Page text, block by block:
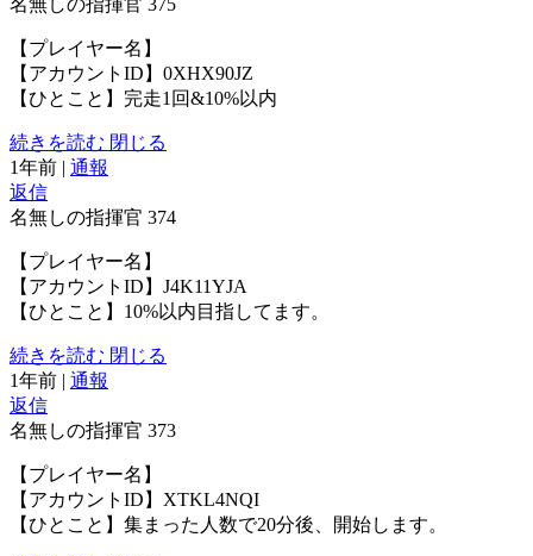
【プレイヤー名】
【アカウントID】0XHX90JZ
【ひとこと】完走1回&10%以内
続きを読む 閉じる
1年前 | 通報
返信
名無しの指揮官 374
【プレイヤー名】
【アカウントID】J4K11YJA
【ひとこと】10%以内目指してます。
続きを読む 閉じる
1年前 | 通報
返信
名無しの指揮官 373
【プレイヤー名】
【アカウントID】XTKL4NQI
【ひとこと】集まった人数で20分後、開始します。